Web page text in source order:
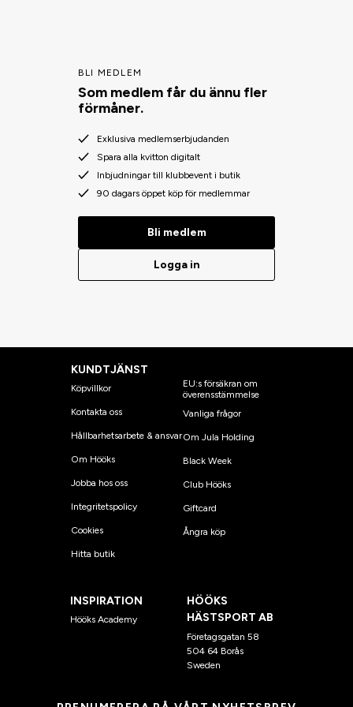
BLI MEDLEM
Som medlem får du ännu fler
förmåner.
Exklusiva medlemserbjudanden
Spara alla kvitton digitalt
Inbjudningar till klubbevent i butik
90 dagars öppet köp för medlemmar
Bli medlem
Logga in
KUNDTJÄNST
Köpvillkor
Kontakta oss
Hållbarhetsarbete & ansvar
Om Hööks
Jobba hos oss
Integritetspolicy
Cookies
Hitta butik
EU:s försäkran om
överensstämmelse
Vanliga frågor
Om Jula Holding
Black Week
Club Hööks
Giftcard
Ångra köp
INSPIRATION
Hööks Academy
HÖÖKS
HÄSTSPORT AB
Företagsgatan 58
504 64 Borås
Sweden